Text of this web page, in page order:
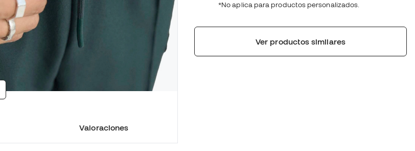
Valoraciones
*No aplica para productos personalizados.
Ver productos similares